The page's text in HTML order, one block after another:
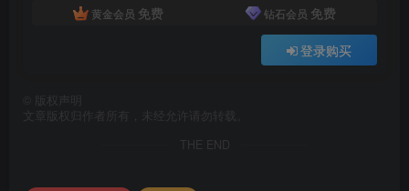
黄金会员 免费 钻石会员 免费
登录购买
版权声明
文章版权归作者所有，未经允许请勿转载。
THE END